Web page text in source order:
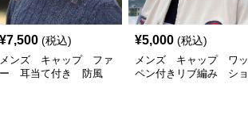
¥7,500 (税込)
メンズ キャップ ファ
ー 耳当て付き 防風
¥5,000 (税込)
メンズ キャップ ワッ
ペン付きリブ編み ショ